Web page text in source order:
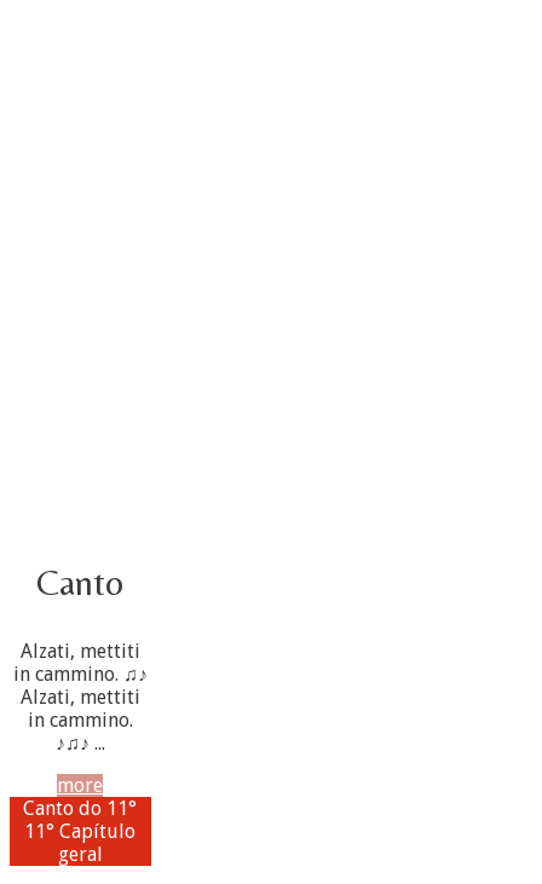
Canto
Alzati, mettiti
in cammino. ♫♪
Alzati, mettiti
in cammino.
♪♫♪ ...
more
Canto do 11°
11° Capítulo
geral